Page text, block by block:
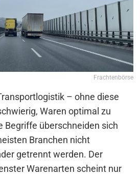
Frachtenbörse
– ohne diese
Waren optimal zu
Begriffe überschneiden sich
Branchen nicht
getrennt werden. Der
Warenarten scheint nur